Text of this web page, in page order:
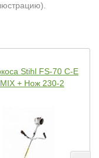
Stihl FS-70 C-E
+ Нож 230-2